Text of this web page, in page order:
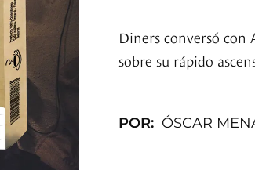
Diners conversó con
sobre su rápido
POR: ÓSCAR